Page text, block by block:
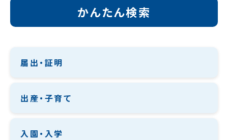
かんたん検索
届出・証明
出産・子育て
入園・入学